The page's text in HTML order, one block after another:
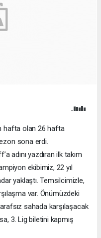
hafta olan 26 hafta
sona erdi.
adını yazdıran ilk takım
ekibimiz, 22 yıl
yaklaştı. Temsilcimizle,
var. Önümüzdeki
sahada karşılaşacak
3. Lig biletini kapmış